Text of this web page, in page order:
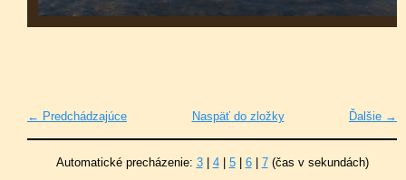
← Predchádzajúce Ďalšie →
Naspäť do zložky
Automatické precházenie: 3| 4| 5| 6| 7(čas v sekundách)